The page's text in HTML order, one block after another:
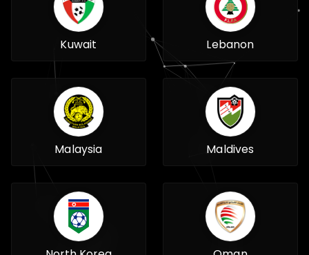
Kuwait Lebanon
Malaysia Maldives